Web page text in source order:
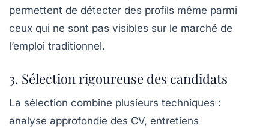
permettent de détecter des profils même parmi
ceux qui ne sont pas visibles sur le marché de
l’emploi traditionnel.
3. Sélection rigoureuse des candidats
La sélection combine plusieurs techniques :
analyse approfondie des CV, entretiens